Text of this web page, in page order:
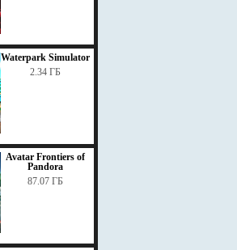
Waterpark Simulator
2.34 ГБ
Avatar Frontiers of
Pandora
87.07 ГБ